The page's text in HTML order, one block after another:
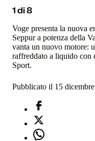
1di8
Voge presenta la nuova
Seppur a potenza della
vanta un nuovo motore:
raffreddato a liquido con
Sport.
Pubblicato il 15